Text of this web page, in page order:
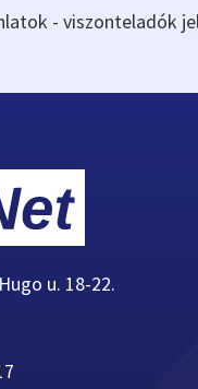
- viszonteladók
u. 18-22.